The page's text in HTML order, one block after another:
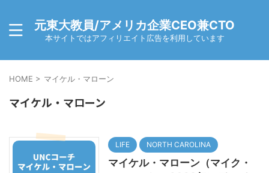
元東大教員/アメリカ企業CEO兼CTO
本サイトではアフィリエイト広告を利用しています
HOME > マイケル・マローン
マイケル・マローン
LIFE NORTH CAROLINA
マイケル・マローン（マイク・